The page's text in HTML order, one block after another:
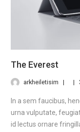
The Everest
arkheiletisim
In a sem faucibus,
urna vulputate,
id lectus ornare